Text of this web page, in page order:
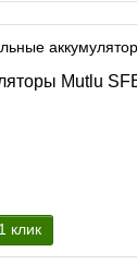
Mutlu
клик